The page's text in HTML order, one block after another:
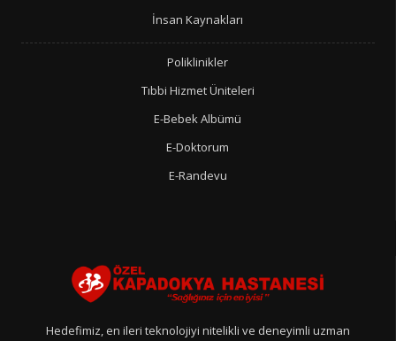
İnsan Kaynakları
Poliklinikler
Tıbbi Hizmet Üniteleri
E-Bebek Albümü
E-Doktorum
E-Randevu
Hedefimiz, en ileri teknolojiyi nitelikli ve deneyimli uzman